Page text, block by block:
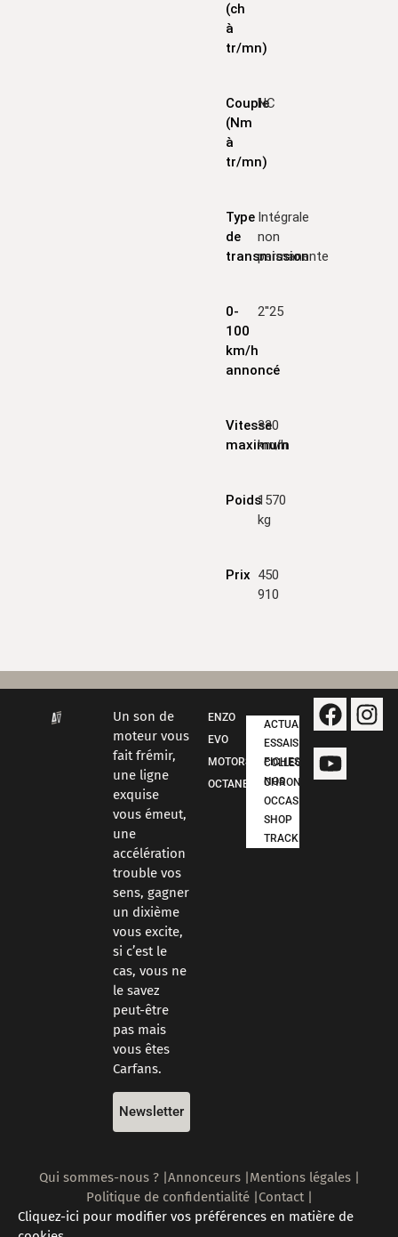
(ch
à
tr/mn)
Couple
(Nm
à
tr/mn)
NC
Type
de
transmission
Intégrale
non
permanente
0-
100
km/h
annoncé
2''25
Vitesse
maximum
330
km/h
Poids1570
kg
Prix 450
910
Un son de
moteur vous
fait frémir,
une ligne
exquise
vous émeut,
une
accélération
trouble vos
sens, gagner
un dixième
vous excite,
si c’est le
cas, vous ne
le savez
peut-être
pas mais
vous êtes
Carfans.
Newsletter
ENZO
EVO
MOTORSPORT
OCTANE
ACTUALITÉS
ESSAIS
FICHES COLLECTION
NOS CHRONOS
OCCASIONS
SHOP
TRACKDAYS
Qui sommes-nous ? |Annonceurs |Mentions légales |
Politique de confidentialité |Contact |
Cliquez-ici pour modifier vos préférences en matière de